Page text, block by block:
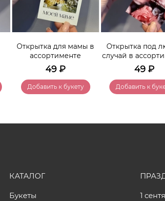
Открытка для мамы в
ассортименте
49 ₽
Добавить к букету
Открытка под
случай в
49₽
Добавить к
КАТАЛОГ
Букеты
1